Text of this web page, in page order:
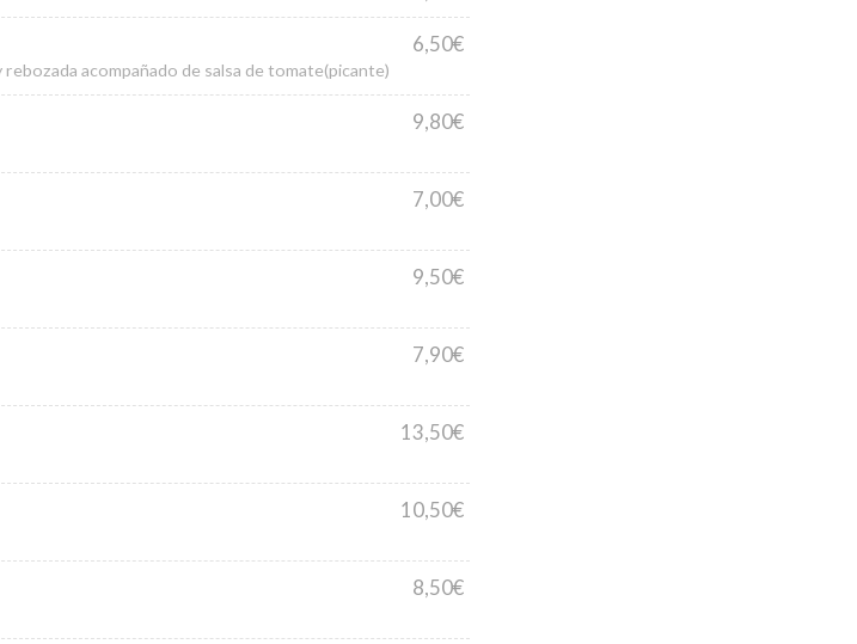
6,50€
acompañado de salsa de tomate(picante)
9,80€
7,00€
9,50€
7,90€
13,50€
10,50€
8,50€